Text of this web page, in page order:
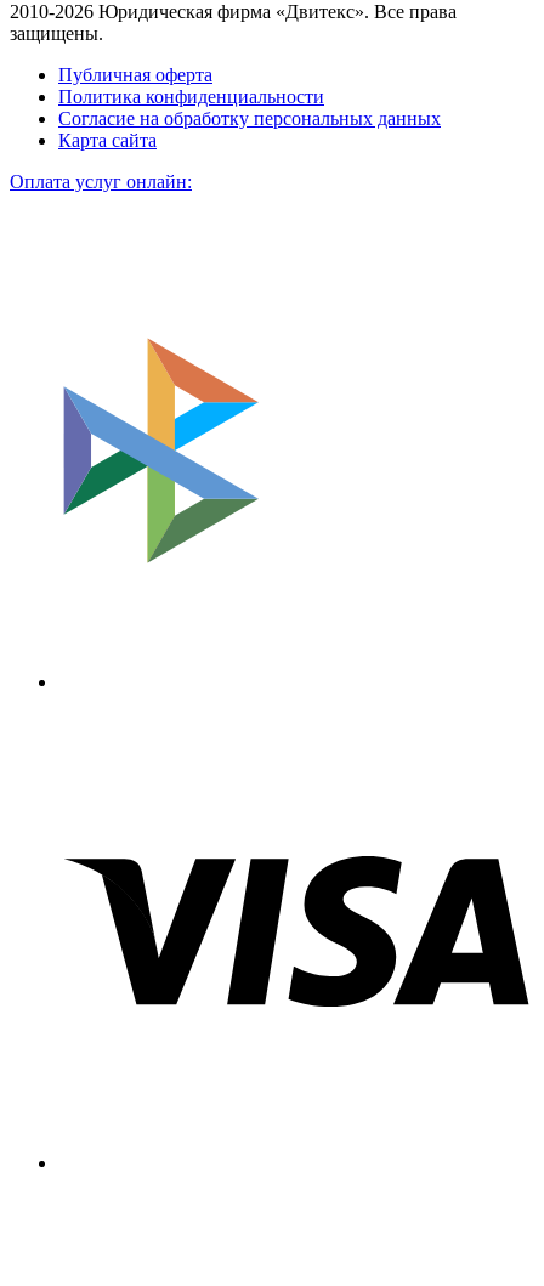
2010-2026 Юридическая фирма «Двитекс». Все права
защищены.
Публичная оферта
Политика конфиденциальности
Согласие на обработку персональных данных
Карта сайта
Оплата услуг онлайн: